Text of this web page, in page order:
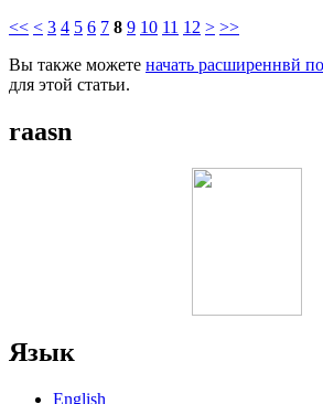
<< < 3 4 5 6 7 8 9 10 11 12 > >>
Вы также можете начать расширеннвй
для этой статьи.
raasn
Язык
English